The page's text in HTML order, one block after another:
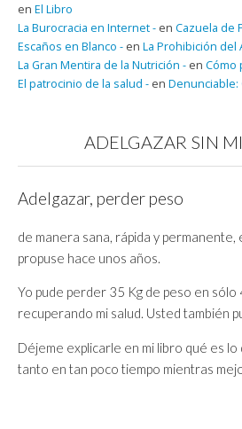
en El Libro
La Burocracia en Internet - en Cazuela de
Escaños en Blanco - en La Prohibición del
La Gran Mentira de la Nutrición - en Cómo
El patrocinio de la salud - en Denunciable:
ADELGAZAR SIN
Adelgazar, perder peso
de manera sana, rápida y
propuse hace unos años.
Yo pude perder 35 Kg de peso en sólo
recuperando mi salud. Usted también
Déjeme explicarle en mi libro qué es
tanto en tan poco tiempo mientras